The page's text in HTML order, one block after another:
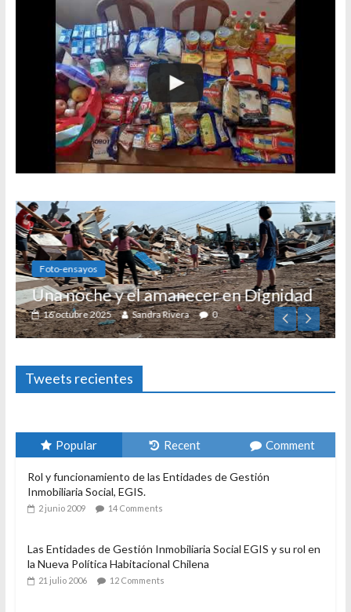
Foto-ensayos
Una noche y el amanecer en Dignidad
16 octubre 2025 Sandra Rivera 0
Tweets recientes
Popular Recent Comment
Rol y funcionamiento de las Entidades de Gestión
Inmobiliaria Social, EGIS.
2 junio 2009 14 Comments
Las Entidades de Gestión Inmobiliaria Social EGIS y su rol en
la Nueva Política Habitacional Chilena
21 julio 2006 12 Comments